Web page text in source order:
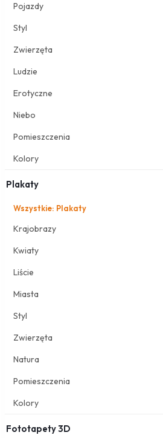
Pojazdy
Styl
Zwierzęta
Ludzie
Erotyczne
Niebo
Pomieszczenia
Kolory
Plakaty
Wszystkie: Plakaty
Krajobrazy
Kwiaty
Liście
Miasta
Styl
Zwierzęta
Natura
Pomieszczenia
Kolory
Fototapety 3D